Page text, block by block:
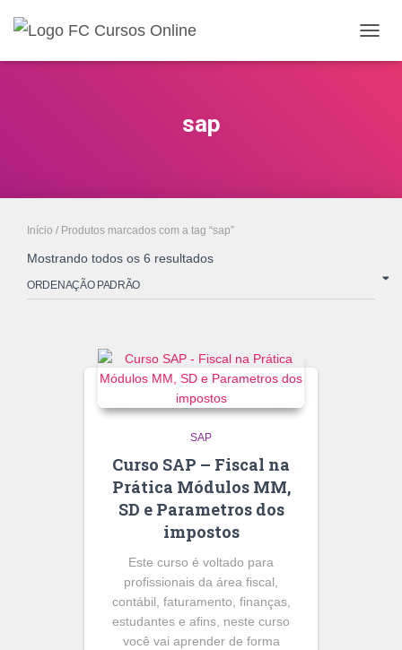
sap
Início / Produtos marcados com a tag “sap”
Mostrando todos os 6 resultados
SAP
Curso SAP – Fiscal na
Prática Módulos MM,
SD e Parametros dos
impostos
Este curso é voltado para
profissionais da área fiscal,
contábil, faturamento, finanças,
estudantes e afins, neste curso
você vai aprender de forma